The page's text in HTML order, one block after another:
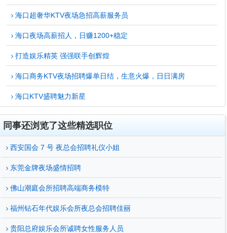
海口超奢华KTV夜场急招高薪服务员
海口夜场高薪招人，日赚1200+稳定
打造娱乐精英 强强联手创辉煌
海口商务KTV夜场招聘爆单日结，生意火爆，日日满房
海口KTV盛聘魅力新星
同事还浏览了这些精选职位
西安国会 7 号 夜总会招聘礼仪小姐
东莞金牌夜场盛情招聘
佛山潮庭会所招聘高端商务模特
福州钻石年代娱乐会所夜总会招聘佳丽
贵阳总府娱乐会所诚聘女性服务人员